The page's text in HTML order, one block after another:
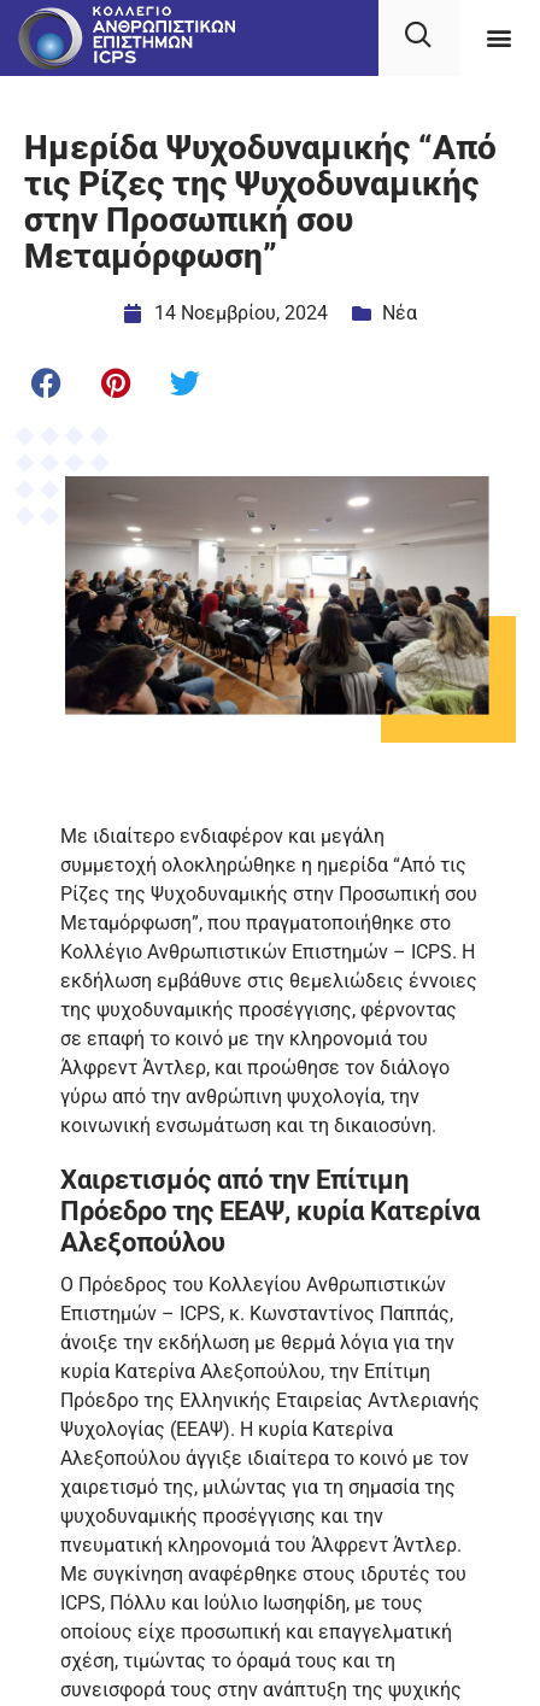
Ημερίδα Ψυχοδυναμικής “Από
τις Ρίζες της Ψυχοδυναμικής
στην Προσωπική σου
Μεταμόρφωση”
14 Νοεμβρίου, 2024 Νέα
Με ιδιαίτερο ενδιαφέρον και μεγάλη
συμμετοχή ολοκληρώθηκε η ημερίδα “Από τις
Ρίζες της Ψυχοδυναμικής στην Προσωπική σου
Μεταμόρφωση”, που πραγματοποιήθηκε στο
Κολλέγιο Ανθρωπιστικών Επιστημών – ICPS. Η
εκδήλωση εμβάθυνε στις θεμελιώδεις έννοιες
της ψυχοδυναμικής προσέγγισης, φέρνοντας
σε επαφή το κοινό με την κληρονομιά του
Άλφρεντ Άντλερ, και προώθησε τον διάλογο
γύρω από την ανθρώπινη ψυχολογία, την
κοινωνική ενσωμάτωση και τη δικαιοσύνη.
Χαιρετισμός από την Επίτιμη
Πρόεδρο της ΕΕΑΨ, κυρία Κατερίνα
Αλεξοπούλου
Ο Πρόεδρος του Κολλεγίου Ανθρωπιστικών
Επιστημών – ICPS, κ. Κωνσταντίνος Παππάς,
άνοιξε την εκδήλωση με θερμά λόγια για την
κυρία Κατερίνα Αλεξοπούλου, την Επίτιμη
Πρόεδρο της Ελληνικής Εταιρείας Αντλεριανής
Ψυχολογίας (ΕΕΑΨ). Η κυρία Κατερίνα
Αλεξοπούλου άγγιξε ιδιαίτερα το κοινό με τον
χαιρετισμό της, μιλώντας για τη σημασία της
ψυχοδυναμικής προσέγγισης και την
πνευματική κληρονομιά του Άλφρεντ Άντλερ.
Με συγκίνηση αναφέρθηκε στους ιδρυτές του
ICPS, Πόλλυ και Ιούλιο Ιωσηφίδη, με τους
οποίους είχε προσωπική και επαγγελματική
σχέση, τιμώντας το όραμά τους και τη
συνεισφορά τους στην ανάπτυξη της ψυχικής